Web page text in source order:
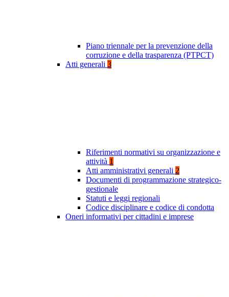
Piano triennale per la prevenzione della
corruzione e della trasparenza (PTPCT)
Atti generali 3
Riferimenti normativi su organizzazione e
attività 1
Atti amministrativi generali 2
Documenti di programmazione strategico-
gestionale
Statuti e leggi regionali
Codice disciplinare e codice di condotta
Oneri informativi per cittadini e imprese